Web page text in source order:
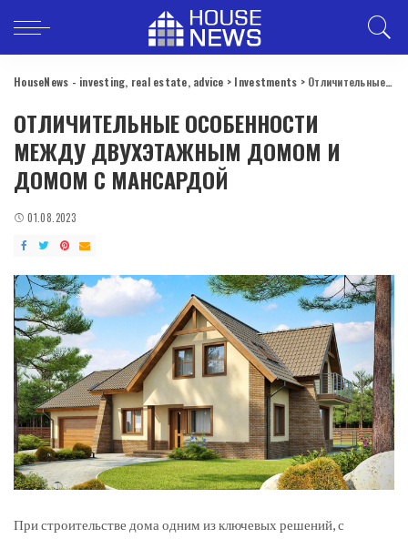
HouseNews - investing, real estate, advice > Investments > Отличительные особенности между двухэтажным домом и домом с мансардой
ОТЛИЧИТЕЛЬНЫЕ ОСОБЕННОСТИ
МЕЖДУ ДВУХЭТАЖНЫМ ДОМОМ И
ДОМОМ С МАНСАРДОЙ
01.08.2023
При строительстве дома одним из ключевых решений, с